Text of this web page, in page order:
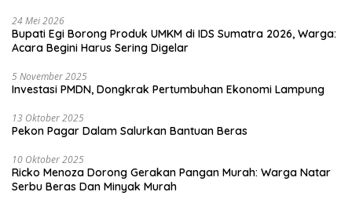
24 Mei 2026
Bupati Egi Borong Produk UMKM di IDS Sumatra 2026, Warga:
Acara Begini Harus Sering Digelar
5 November 2025
Investasi PMDN, Dongkrak Pertumbuhan Ekonomi Lampung
13 Oktober 2025
Pekon Pagar Dalam Salurkan Bantuan Beras
10 Oktober 2025
Ricko Menoza Dorong Gerakan Pangan Murah: Warga Natar
Serbu Beras Dan Minyak Murah